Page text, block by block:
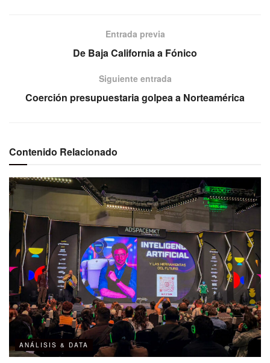
Entrada previa
De Baja California a Fónico
Siguiente entrada
Coerción presupuestaria golpea a Norteamérica
Contenido Relacionado
ANÁLISIS & DATA